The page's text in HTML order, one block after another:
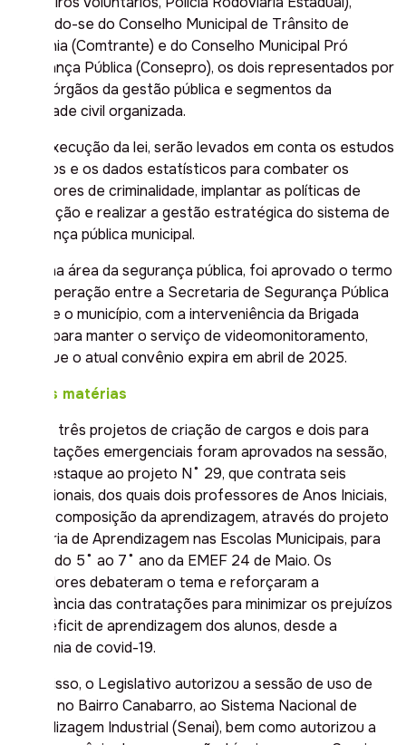
utilizando-se do Conselho Municipal de Trânsito de
Teutônia (Comtrante) e do Conselho Municipal Pró
Segurança Pública (Consepro), os dois representados por
vários órgãos da gestão pública e segmentos da
sociedade civil organizada.
Para execução da lei, serão levados em conta os estudos
técnicos e os dados estatísticos para combater os
indicadores de criminalidade, implantar as políticas de
prevenção e realizar a gestão estratégica do sistema de
segurança pública municipal.
Ainda na área da segurança pública, foi aprovado o termo
de cooperação entre a Secretaria de Segurança Pública
do RS e o município, com a interveniência da Brigada
Militar, para manter o serviço de videomonitoramento,
visto que o atual convênio expira em abril de 2025.
Outras matérias
Outros três projetos de criação de cargos e dois para
contratações emergenciais foram aprovados na sessão,
com destaque ao projeto N˚ 29, que contrata seis
profissionais, dos quais dois professores de Anos Iniciais,
para recomposição da aprendizagem, através do projeto
Mentoria de Aprendizagem nas Escolas Municipais, para
alunos do 5˚ ao 7˚ ano da EMEF 24 de Maio. Os
vereadores debateram o tema e reforçaram a
importância das contratações para minimizar os prejuízos
pelo déficit de aprendizagem dos alunos, desde a
pandemia de covid-19.
Além disso, o Legislativo autorizou a sessão de uso de
imóvel, no Bairro Canabarro, ao Sistema Nacional de
Aprendizagem Industrial (Senai), bem como autorizou a